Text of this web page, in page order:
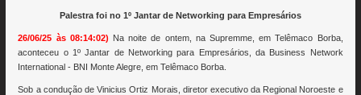
Palestra foi no 1º Jantar de Networking para Empresários
26/06/25 às 08:14:02) Na noite de ontem, na Supremme, em Telêmaco Borba,
aconteceu o 1º Jantar de Networking para Empresários, da Business Network
International - BNI Monte Alegre, em Telêmaco Borba.
Sob a condução de Vinicius Ortiz Morais, diretor executivo da Regional Noroeste e